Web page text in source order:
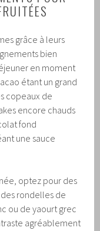
grâce à leurs
bien
en moment
étant un grand
copeaux de
encore chauds
fond
une sauce
optez pour des
rondelles de
ou de yaourt grec
agréablement